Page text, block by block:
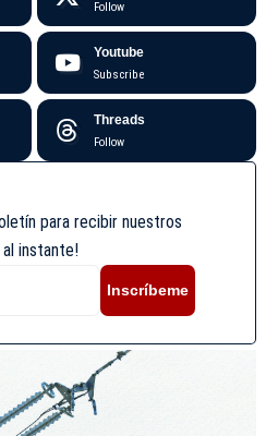
Follow
Youtube
Subscribe
Threads
Follow
para recibir nuestros
instante!
Inscríbeme